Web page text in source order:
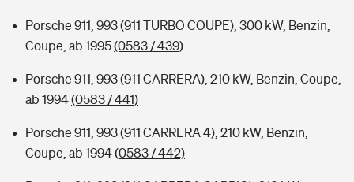
Porsche 911, 993 (911 TURBO COUPE), 300 kW, Benzin,
Coupe, ab 1995(0583 / 439)
Porsche 911, 993 (911 CARRERA), 210 kW, Benzin, Coupe,
ab 1994(0583 / 441)
Porsche 911, 993 (911 CARRERA 4), 210 kW, Benzin,
Coupe, ab 1994(0583 / 442)